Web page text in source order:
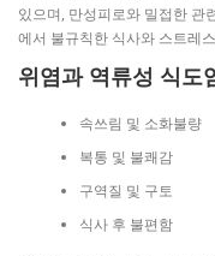
있으며, 만성피로와 밀접한 관
에서 불규칙한 식사와 스트레
위염과 역류성 식도
속쓰림 및 소화불량
복통 및 불쾌감
구역질 및 구토
식사 후 불편함